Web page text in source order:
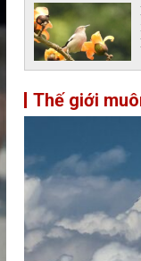
Thế giới